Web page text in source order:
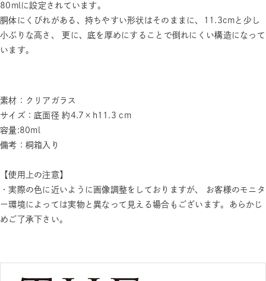
80mlに設定されています。
胴体にくびれがある、持ちやすい形状はそのままに、11.3cmと少し
小ぶりな高さ、 更に、底を厚めにすることで倒れにくい構造になって
います。
素材：クリアガラス
サイズ：底面径 約4.7×h11.3 cm
容量:80ml
備考：桐箱入り
【使用上の注意】
・実際の色に近いように画像調整をしておりますが、 お客様のモニタ
ー環境によっては実物と異なって見える場合もございます。あらかじ
めご了承下さい。